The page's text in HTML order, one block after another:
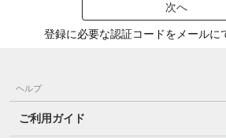
次へ
登録に必要な認証コードをメールに
ヘルプ
ご利用ガイド